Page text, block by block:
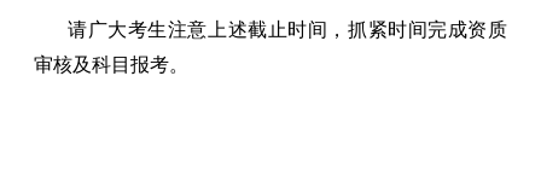
请广大考生注意上述截止时间，抓紧时间完成资质
审核及科目报考。